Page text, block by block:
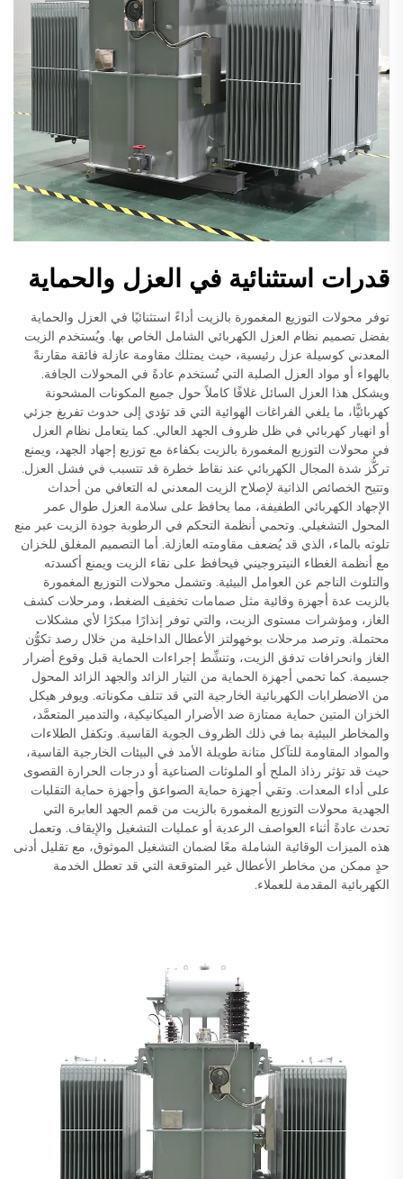
قدرات استثنائية في العزل والحماية
توفر محولات التوزيع المغمورة بالزيت أداءً استثنائيًا في العزل والحماية
بفضل تصميم نظام العزل الكهربائي الشامل الخاص بها. ويُستخدم الزيت
المعدني كوسيلة عزل رئيسية، حيث يمتلك مقاومة عازلة فائقة مقارنةً
بالهواء أو مواد العزل الصلبة التي تُستخدم عادةً في المحولات الجافة.
ويشكل هذا العزل السائل غلافًا كاملاً حول جميع المكونات المشحونة
كهربائيًّا، ما يلغي الفراغات الهوائية التي قد تؤدي إلى حدوث تفريغ جزئي
أو انهيار كهربائي في ظل ظروف الجهد العالي. كما يتعامل نظام العزل
في محولات التوزيع المغمورة بالزيت بكفاءة مع توزيع إجهاد الجهد، ويمنع
تركُّز شدة المجال الكهربائي عند نقاط خطرة قد تتسبب في فشل العزل.
وتتيح الخصائص الذاتية لإصلاح الزيت المعدني له التعافي من أحداث
الإجهاد الكهربائي الطفيفة، مما يحافظ على سلامة العزل طوال عمر
المحول التشغيلي. وتحمي أنظمة التحكم في الرطوبة جودة الزيت عبر منع
تلوثه بالماء، الذي قد يُضعف مقاومته العازلة. أما التصميم المغلق للخزان
مع أنظمة الغطاء النيتروجيني فيحافظ على نقاء الزيت ويمنع أكسدته
والتلوث الناجم عن العوامل البيئية. وتشمل محولات التوزيع المغمورة
بالزيت عدة أجهزة وقائية مثل صمامات تخفيف الضغط، ومرحلات كشف
الغاز، ومؤشرات مستوى الزيت، والتي توفر إنذارًا مبكرًا لأي مشكلات
محتملة. وترصد مرحلات بوخهولتز الأعطال الداخلية من خلال رصد تكوُّن
الغاز وانحرافات تدفق الزيت، وتنشِّط إجراءات الحماية قبل وقوع أضرار
جسيمة. كما تحمي أجهزة الحماية من التيار الزائد والجهد الزائد المحول
من الاضطرابات الكهربائية الخارجية التي قد تتلف مكوناته. ويوفر هيكل
الخزان المتين حماية ممتازة ضد الأضرار الميكانيكية، والتدمير المتعمَّد،
والمخاطر البيئية بما في ذلك الظروف الجوية القاسية. وتكفل الطلاءات
والمواد المقاومة للتآكل متانة طويلة الأمد في البيئات الخارجية القاسية،
حيث قد تؤثر رذاذ الملح أو الملوثات الصناعية أو درجات الحرارة القصوى
على أداء المعدات. وتقي أجهزة حماية الصواعق وأجهزة حماية التقلبات
الجهدية محولات التوزيع المغمورة بالزيت من قمم الجهد العابرة التي
تحدث عادةً أثناء العواصف الرعدية أو عمليات التشغيل والإيقاف. وتعمل
هذه الميزات الوقائية الشاملة معًا لضمان التشغيل الموثوق، مع تقليل أدنى
حدٍ ممكن من مخاطر الأعطال غير المتوقعة التي قد تعطل الخدمة
الكهربائية المقدمة للعملاء.